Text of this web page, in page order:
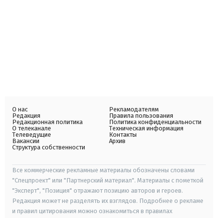
О нас
Редакция
Редакционная политика
О телеканале
Телеведущие
Вакансии
Структура собственности
Рекламодателям
Правила пользования
Политика конфиденциальности
Техническая информация
Контакты
Архив
Все коммерческие рекламные материалы обозначены словами
"Спецпроект" или "Партнерский материал". Материалы с пометкой
"Эксперт", "Позиция" отражают позицию авторов и героев.
Редакция может не разделять их взглядов. Подробнее о рекламе
и правил цитирования можно ознакомиться в правилах